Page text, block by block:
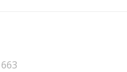
663